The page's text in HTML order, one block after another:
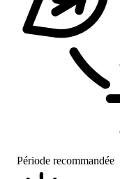
Période recommandée